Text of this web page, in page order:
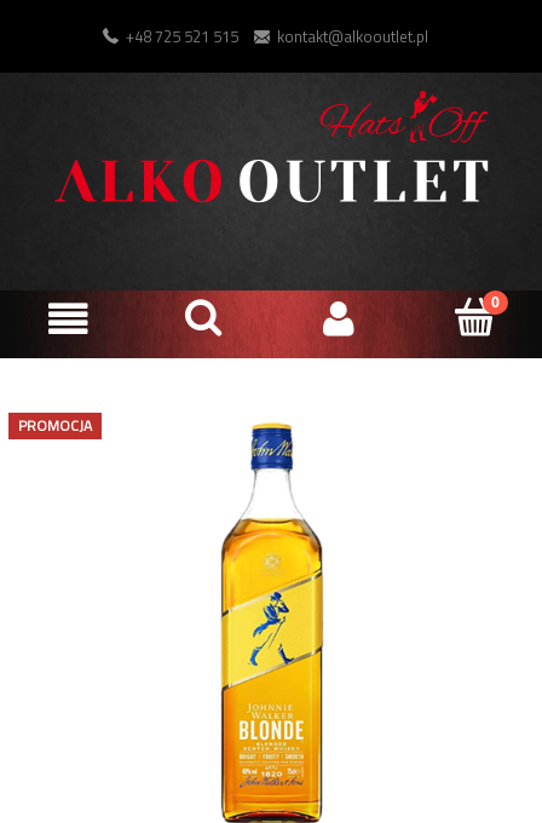
+48 725 521 515 kontakt@alkooutlet.pl
PROMOCJA